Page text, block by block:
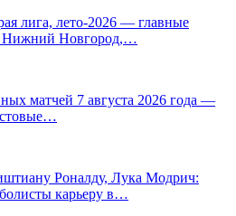
лига, лето-2026 — главные
Новгород,…
матчей 7 августа 2026 года —
Роналду, Лука Модрич:
карьеру в…